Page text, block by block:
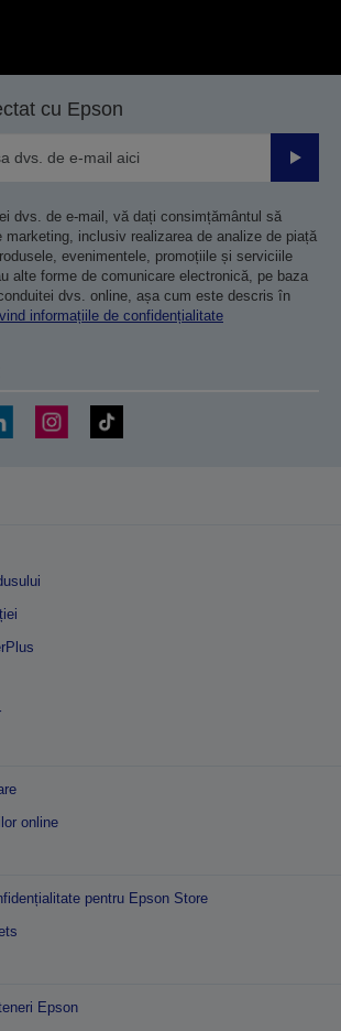
cu Epson
dvs. de e-mail, vă dați consimțământul să
marketing, inclusiv realizarea de analize de piață
evenimentele, promoțiile și serviciile
alte forme de comunicare electronică, pe baza
dvs. online, așa cum este descris în
informațiile de confidențialitate
online
pentru Epson Store
Epson